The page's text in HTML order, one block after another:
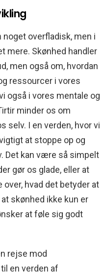
overfladisk, men i
mere. Skønhed handler
men også om, hvordan
ressourcer i vores
også i vores mentale og
minder os om
selv. I en verden, hvor vi
at stoppe op og
Det kan være så simpelt
gør os glade, eller at
hvad det betyder at
skønhed ikke kun er
at føle sig godt
rejse mod
en verden af